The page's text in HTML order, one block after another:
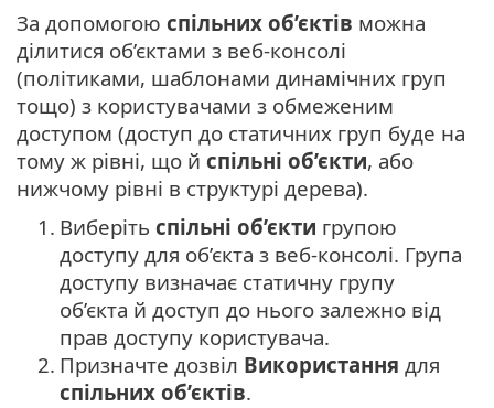
За допомогою спільних об’єктів можна
ділитися об’єктами з веб-консолі
(політиками, шаблонами динамічних груп
тощо) з користувачами з обмеженим
доступом (доступ до статичних груп буде на
тому ж рівні, що й спільні об’єкти, або
нижчому рівні в структурі дерева).
1. Виберіть спільні об’єкти групою
доступу для об’єкта з веб-консолі. Група
доступу визначає статичну групу
об’єкта й доступ до нього залежно від
прав доступу користувача.
2. Призначте дозвіл Використання для
спільних об’єктів.